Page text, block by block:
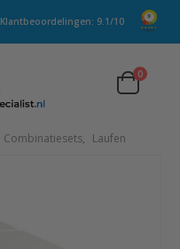
Klantbeoordelingen: 9.1/10
0
Combinatiesets, Laufen